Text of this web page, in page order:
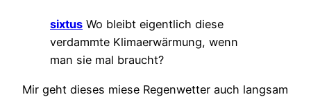
sixtus Wo bleibt eigentlich diese
verdammte Klimaerwärmung, wenn
man sie mal braucht?
Mir geht dieses miese Regenwetter auch langsam